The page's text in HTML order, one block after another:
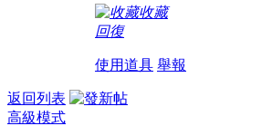
收藏
回復
使用道具 舉報
返回列表
高級模式